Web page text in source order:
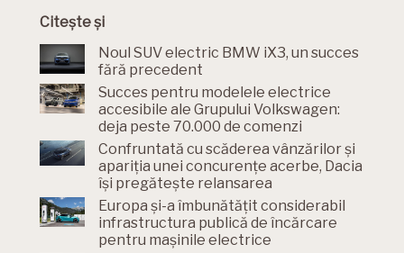
Citește și
Noul SUV electric BMW iX3, un succes
fără precedent
Succes pentru modelele electrice
accesibile ale Grupului Volkswagen:
deja peste 70.000 de comenzi
Confruntată cu scăderea vânzărilor și
apariția unei concurențe acerbe, Dacia
își pregătește relansarea
Europa și-a îmbunătățit considerabil
infrastructura publică de încărcare
pentru mașinile electrice